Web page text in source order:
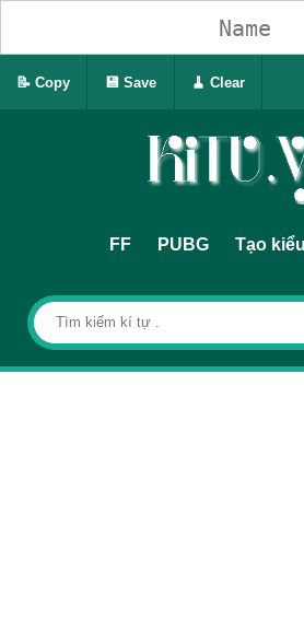
FF PUBG Tạo
📝 Copy 💾 Save 🧹 Clear